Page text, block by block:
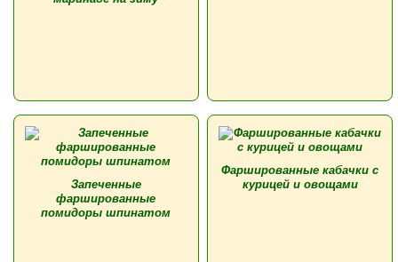
Запеченные
фаршированные
помидоры шпинатом
Фаршированные кабачки с
курицей и овощами